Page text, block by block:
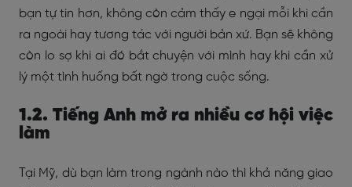
bạn tự tin hơn, không còn cảm thấy e ngại mỗi khi cần
ra ngoài hay tương tác với người bản xứ. Bạn sẽ không
còn lo sợ khi ai đó bắt chuyện với mình hay khi cần xử
lý một tình huống bất ngờ trong cuộc sống.
1.2. Tiếng Anh mở ra nhiều cơ hội việc
làm
Tại Mỹ, dù bạn làm trong ngành nào thì khả năng giao